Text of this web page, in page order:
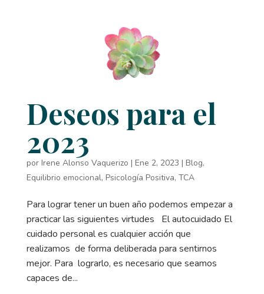
Deseos para el
2023
por Irene Alonso Vaquerizo | Ene 2, 2023 | Blog,
Equilibrio emocional, Psicología Positiva, TCA
Para lograr tener un buen año podemos empezar a
practicar las siguientes virtudes El autocuidado El
cuidado personal es cualquier acción que
realizamos de forma deliberada para sentirnos
mejor. Para lograrlo, es necesario que seamos
capaces de...